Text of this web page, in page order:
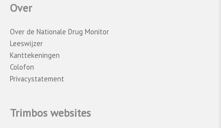
Over
Over de Nationale Drug Monitor
Leeswijzer
Kanttekeningen
Colofon
Privacystatement
Trimbos websites